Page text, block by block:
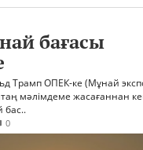
бағасы
Трамп ОПЕК-ке (Мұнай
мәлімдеме жасағаннан
бас..
0